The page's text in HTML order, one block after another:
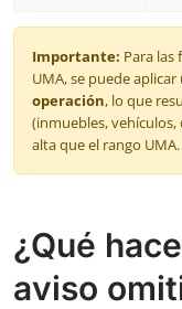
Importante: Para las
UMA, se puede
operación, lo que
(inmuebles,
alta que el rango UMA.
¿Qué
aviso